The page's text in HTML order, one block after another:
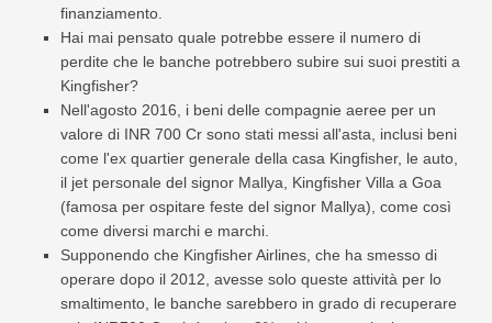
finanziamento.
Hai mai pensato quale potrebbe essere il numero di
perdite che le banche potrebbero subire sui suoi prestiti a
Kingfisher?
Nell'agosto 2016, i beni delle compagnie aeree per un
valore di INR 700 Cr sono stati messi all'asta, inclusi beni
come l'ex quartier generale della casa Kingfisher, le auto,
il jet personale del signor Mallya, Kingfisher Villa a Goa
(famosa per ospitare feste del signor Mallya), come così
come diversi marchi e marchi.
Supponendo che Kingfisher Airlines, che ha smesso di
operare dopo il 2012, avesse solo queste attività per lo
smaltimento, le banche sarebbero in grado di recuperare